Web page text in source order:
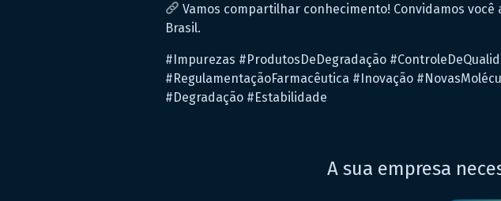
Vamos compartilhar conhecimento! Convidamos
Brasil.
#Impurezas #ProdutosDeDegradação
#RegulamentaçãoFarmacêutica #Inovação
#Degradação #Estabilidade
A sua empresa